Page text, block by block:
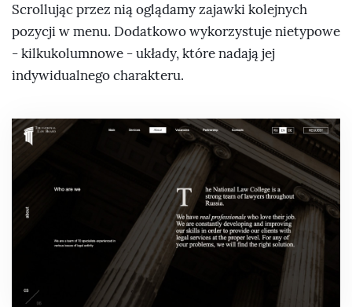
Scrollując przez nią oglądamy zajawki kolejnych
pozycji w menu. Dodatkowo wykorzystuje nietypowe
- kilkukolumnowe - układy, które nadają jej
indywidualnego charakteru.